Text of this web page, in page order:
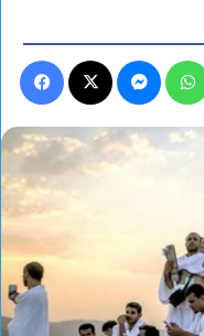
ماسنجر واتساب تيلقرام